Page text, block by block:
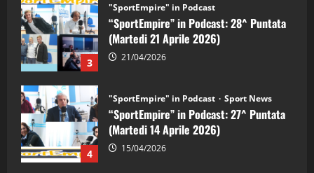
3
"SportEmpire" in Podcast
“SportEmpire” in Podcast: 28^ Puntata
(Martedi 21 Aprile 2026)
21/04/2026
4
"SportEmpire" in Podcast Sport News
“SportEmpire” in Podcast: 27^ Puntata
(Martedi 14 Aprile 2026)
15/04/2026